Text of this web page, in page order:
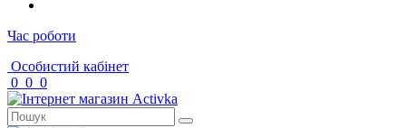
Час роботи
Особистий кабінет
0 0 0